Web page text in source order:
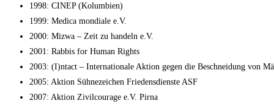
1998: CINEP (Kolumbien)
1999: Medica mondiale e.V.
2000: Mizwa – Zeit zu handeln e.V.
2001: Rabbis for Human Rights
2003: (I)ntact – Internationale Aktion gegen die Beschneidung von
2005: Aktion Sühnezeichen Friedensdienste ASF
2007: Aktion Zivilcourage e.V. Pirna